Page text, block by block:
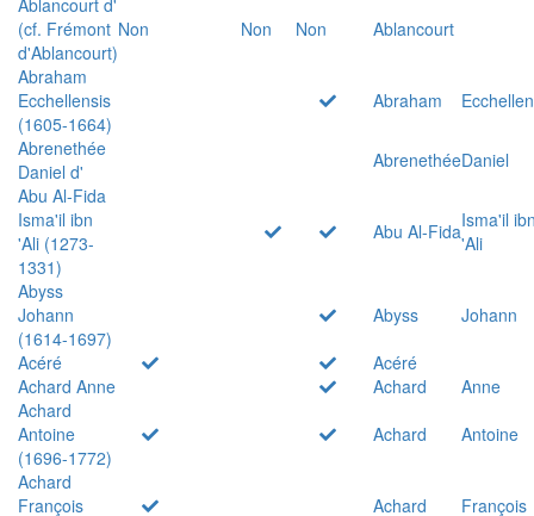
(cf. Frémont
d'Ablancourt)
Non Non Non
Ablancourt
Abraham
Ecchellensis
(1605-1664)
Abraham
Abrenethée
Daniel d'
AbrenethéeDaniel
Abu Al-Fida
Isma'il ibn
'Ali (1273-
1331)
Abu Al-FidaIsma'il
'Ali
Abyss
Johann
(1614-1697)
Abyss
Johann
Acéré
Acéré
Achard Anne
Achard
Anne
Achard
Antoine
(1696-1772)
Achard
Antoine
Achard
François
Achard
François